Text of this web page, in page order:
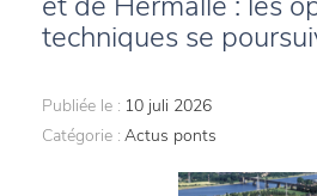
techniques se
Publiée le : 10 juli 2026
Catégorie : Actus ponts